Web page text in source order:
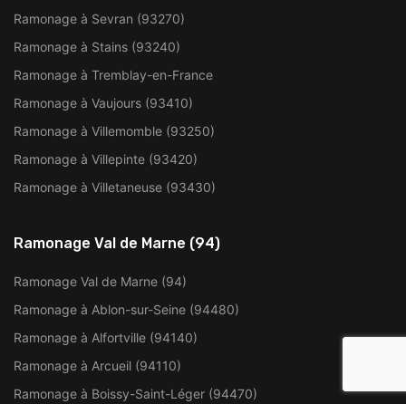
Ramonage à Sevran (93270)
Ramonage à Stains (93240)
Ramonage à Tremblay-en-France
Ramonage à Vaujours (93410)
Ramonage à Villemomble (93250)
Ramonage à Villepinte (93420)
Ramonage à Villetaneuse (93430)
Ramonage Val de Marne (94)
Ramonage Val de Marne (94)
Ramonage à Ablon-sur-Seine (94480)
Ramonage à Alfortville (94140)
Ramonage à Arcueil (94110)
Ramonage à Boissy-Saint-Léger (94470)